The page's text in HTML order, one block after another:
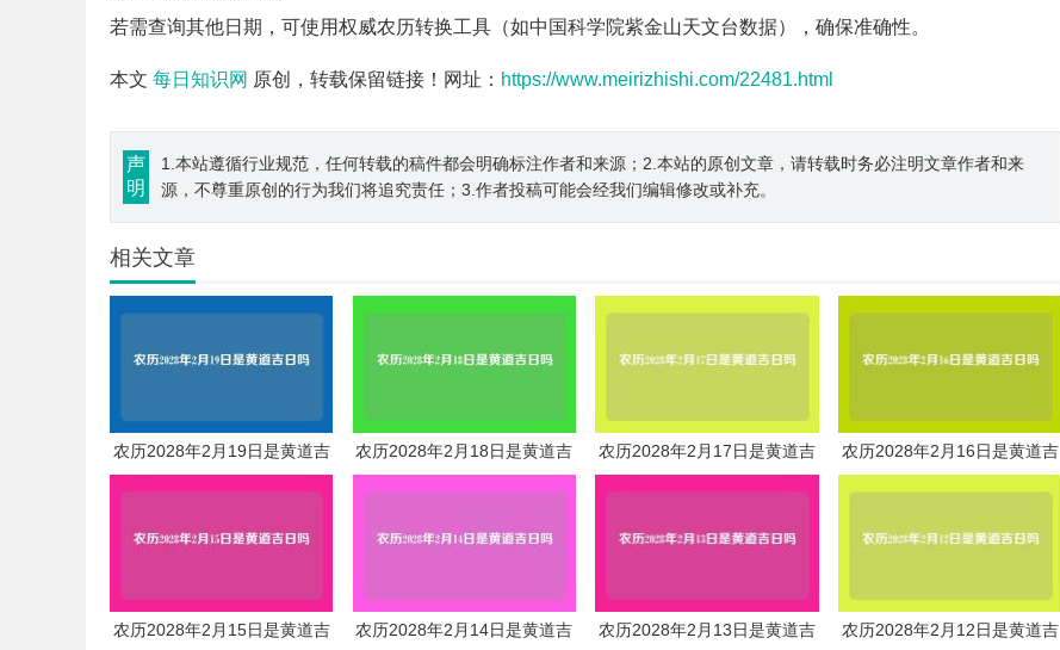
若需查询其他日期，可使用权威农历转换工具（如中国科学院紫金山天文台数据），确保准确性。
本文 每日知识网 原创，转载保留链接！网址： https://www.meirizhishi.com/22481.html
声
明
1.本站遵循行业规范，任何转载的稿件都会明确标注作者和来源；2.本站的原创文章，请转载时务必注明文章作者和来
源，不尊重原创的行为我们将追究责任；3.作者投稿可能会经我们编辑修改或补充。
相关文章
农历2028年2月19日是黄道吉
日吗
农历2028年2月18日是黄道吉
日吗
农历2028年2月17日是黄道吉
日吗
农历2028年2月16日是黄道吉
日吗
农历2028年2月15日是黄道吉
农历2028年2月14日是黄道吉
农历2028年2月13日是黄道吉
农历2028年2月12日是黄道吉